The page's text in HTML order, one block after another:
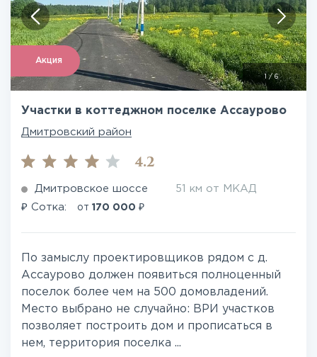
Акция
1 /6
Участки в коттеджном поселке Ассаурово
Дмитровский район
4.2
Дмитровское шоссе 51 км от МКАД
₽ Сотка: от 170 000 ₽
По замыслу проектировщиков рядом с д.
Ассаурово должен появиться полноценный
поселок более чем на 500 домовладений.
Место выбрано не случайно: ВРИ участков
позволяет построить дом и прописаться в
нем, территория поселка ...